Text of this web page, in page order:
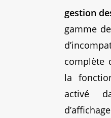
gestion
gamme
complète
la
activé